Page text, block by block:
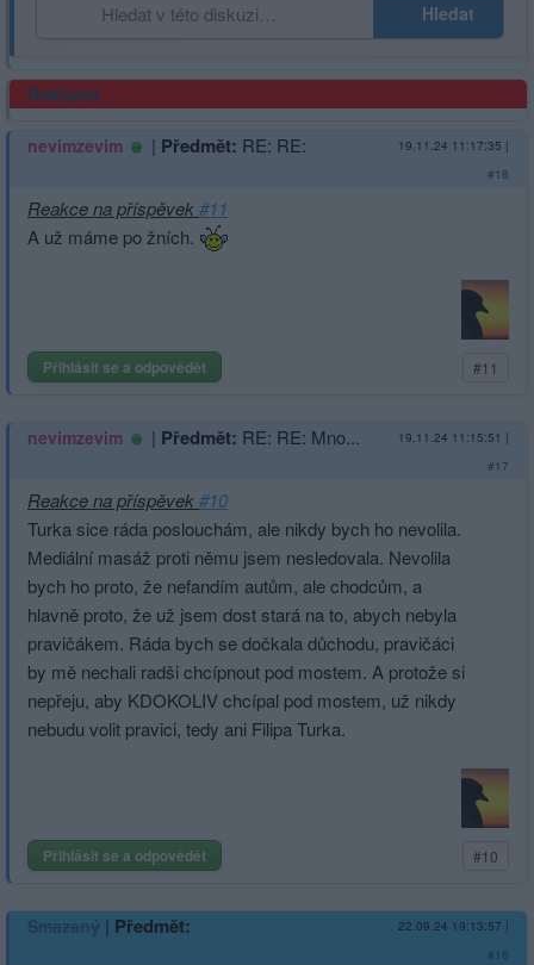
Hledat
Reklama
nevimzevim | Předmět: RE: RE: 19.11.24 11:17:35 |
#18
Reakce na příspěvek#11
A už máme po žních.
Přihlásit se a odpovědět #11
nevimzevim | Předmět: RE: RE: Mno... 19.11.24 11:15:51 |
#17
Reakce na příspěvek#10
Turka sice ráda poslouchám, ale nikdy bych ho nevolila.
Mediální masáž proti němu jsem nesledovala. Nevolila
bych ho proto, že nefandím autům, ale chodcům, a
hlavně proto, že už jsem dost stará na to, abych nebyla
pravičákem. Ráda bych se dočkala důchodu, pravičáci
by mě nechali radši chcípnout pod mostem. A protože si
nepřeju, aby KDOKOLIV chcípal pod mostem, už nikdy
nebudu volit pravici, tedy ani Filipa Turka.
Přihlásit se a odpovědět #10
Smazaný | Předmět: 22.09.24 19:13:57 |
#16